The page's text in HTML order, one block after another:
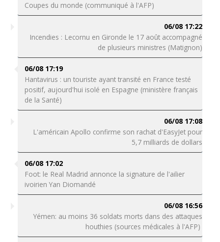
Coupes du monde (communiqué à l'AFP)
06/08 17:22
Incendies : Lecornu en Gironde le 17 août accompagné
de plusieurs ministres (Matignon)
06/08 17:19
Hantavirus : un touriste ayant transité en France testé
positif, aujourd'hui isolé en Espagne (ministère français
de la Santé)
06/08 17:08
L'américain Apollo confirme son rachat d'EasyJet pour
5,7 milliards de dollars
06/08 17:02
Foot: le Real Madrid annonce la signature de l'ailier
ivoirien Yan Diomandé
06/08 16:56
Yémen: au moins 36 soldats morts dans des attaques
houthies (sources médicales à l'AFP)